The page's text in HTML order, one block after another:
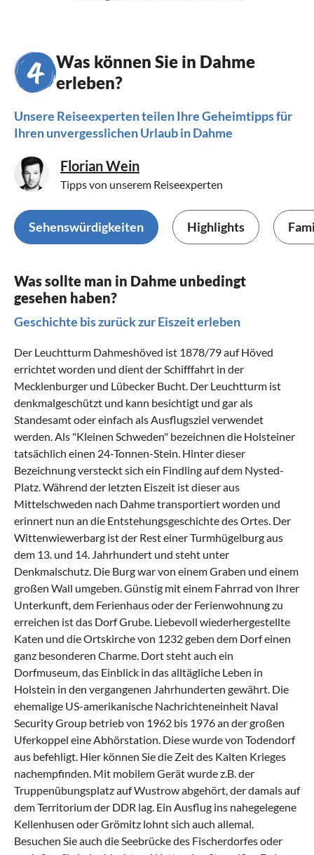
Was können Sie in Dahme
erleben?
Unsere Reiseexperten teilen Ihre Geheimtipps für
Ihren unvergesslichen Urlaub in Dahme
Tipps von unserem Reiseexperten
Florian Wein
Sehenswürdigkeiten Highlights
Was sollte man in Dahme unbedingt
gesehen haben?
Geschichte bis zurück zur Eiszeit erleben
Der Leuchtturm Dahmeshöved ist 1878/79 auf Höved
errichtet worden und dient der Schifffahrt in der
Mecklenburger und Lübecker Bucht. Der Leuchtturm ist
denkmalgeschützt und kann besichtigt und gar als
Standesamt oder einfach als Ausflugsziel verwendet
werden. Als "Kleinen Schweden" bezeichnen die Holsteiner
tatsächlich einen 24-Tonnen-Stein. Hinter dieser
Bezeichnung versteckt sich ein Findling auf dem Nysted-
Platz. Während der letzten Eiszeit ist dieser aus
Mittelschweden nach Dahme transportiert worden und
erinnert nun an die Entstehungsgeschichte des Ortes. Der
Wittenwiewerbarg ist der Rest einer Turmhügelburg aus
dem 13. und 14. Jahrhundert und steht unter
Denkmalschutz. Die Burg war von einem Graben und einem
großen Wall umgeben. Günstig mit einem Fahrrad von Ihrer
Unterkunft, dem Ferienhaus oder der Ferienwohnung zu
erreichen ist das Dorf Grube. Liebevoll wiederhergestellte
Katen und die Ortskirche von 1232 geben dem Dorf einen
ganz besonderen Charme. Dort steht auch ein
Dorfmuseum, das Einblick in das alltägliche Leben in
Holstein in den vergangenen Jahrhunderten gewährt. Die
ehemalige US-amerikanische Nachrichteneinheit Naval
Security Group betrieb von 1962 bis 1976 an der großen
Uferkoppel eine Abhörstation. Diese wurde von Todendorf
aus befehligt. Hier können Sie die Zeit des Kalten Krieges
nachempfinden. Mit mobilem Gerät wurde z.B. der
Truppenübungsplatz auf Wustrow abgehört, der damals auf
dem Territorium der DDR lag. Ein Ausflug ins nahegelegene
Kellenhusen oder Grömitz lohnt sich auch allemal.
Besuchen Sie auch die Seebrücke des Fischerdorfes oder